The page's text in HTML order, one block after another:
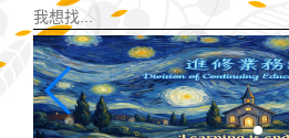
主